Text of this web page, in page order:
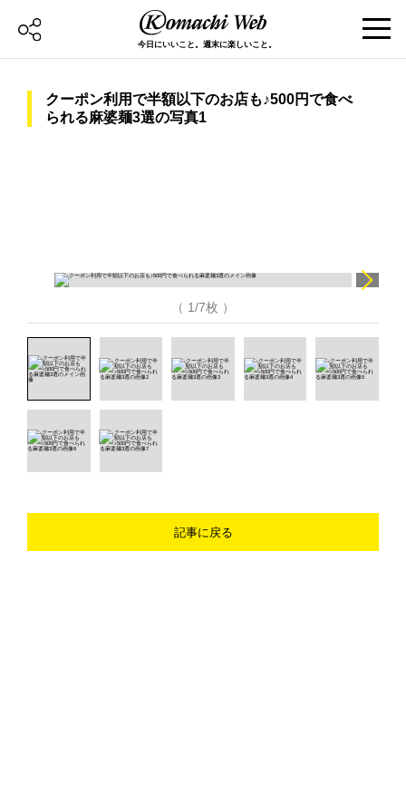
今日にいいこと。週末に楽しいこと。
クーポン利用で半額以下のお店も♪500円で食べ
られる麻婆麺3選の写真1
（ 1/7枚 ）
記事に戻る